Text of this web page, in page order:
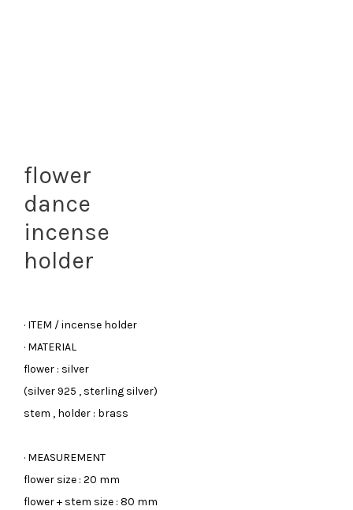
flower
dance
incense
holder
· ITEM / incense holder
· MATERIAL
flower : silver
(silver 925 , sterling silver)
stem , holder : brass
· MEASUREMENT
flower size : 20 mm
flower + stem size : 80 mm